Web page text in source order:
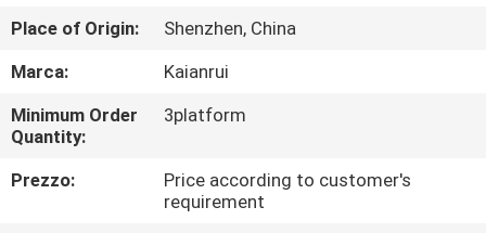
CIRCA
NOI
GIRO
DELLA
Place of Origin:
Shenzhen, China
Marca:
Kaianrui
Minimum Order
Quantity:
3platform
Prezzo:
Price according to customer's
requirement